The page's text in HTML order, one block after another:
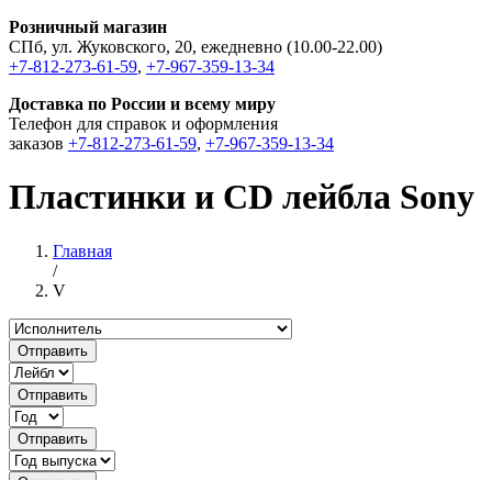
Розничный магазин
СПб, ул. Жуковского, 20, ежедневно (10.00-22.00)
+7-812-273-61-59, +7-967-359-13-34
Доставка по России и всему миру
Телефон для справок и оформления
заказов +7-812-273-61-59, +7-967-359-13-34
Пластинки и CD лейбла Sony
Главная
/
V
Отправить
Отправить
Отправить